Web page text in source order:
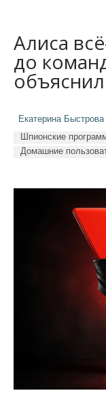
Алиса
до
Екатерина Быстрова
Шпионские
Домашние